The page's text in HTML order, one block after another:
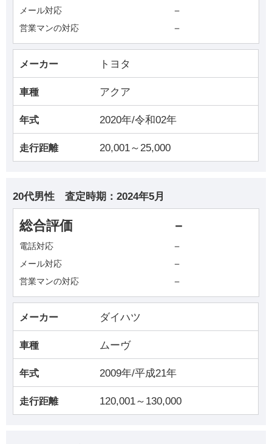
メール対応 －
営業マンの対応 －
メーカー トヨタ
車種 アクア
年式 2020年/令和02年
走行距離 20,001～25,000
20代男性 査定時期： 2024年5月
総合評価 －
電話対応 －
メール対応 －
営業マンの対応 －
メーカー ダイハツ
車種 ムーヴ
年式 2009年/平成21年
走行距離 120,001～130,000